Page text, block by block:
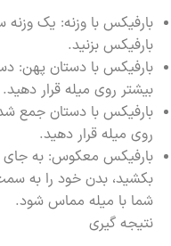
بارفیکس با وزنه: یک
بارفیکس بزنید.
بارفیکس با دستان پهن:
بیشتر روی میله قرار دهید.
بارفیکس با دستان جمع
روی میله قرار دهید.
بارفیکس معکوس: به جای
بکشید، بدن خود را به
شما با میله مماس شود.
نتیجه گیری